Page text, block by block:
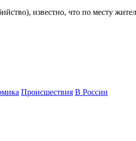
известно, что по месту
Происшествия В России